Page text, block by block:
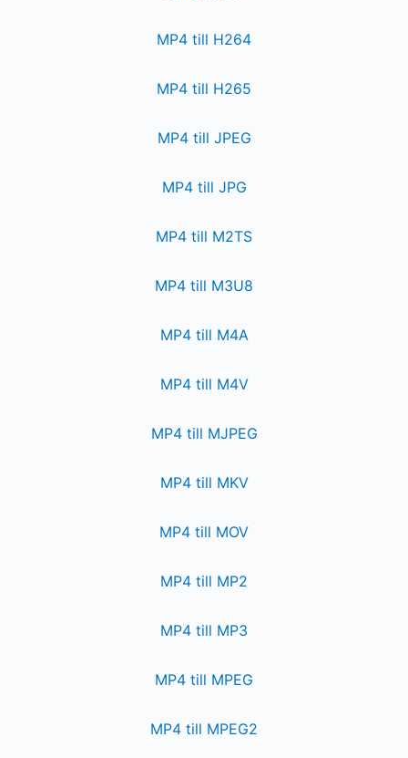
MP4 till H264
MP4 till H265
MP4 till JPEG
MP4 till JPG
MP4 till M2TS
MP4 till M3U8
MP4 till M4A
MP4 till M4V
MP4 till MJPEG
MP4 till MKV
MP4 till MOV
MP4 till MP2
MP4 till MP3
MP4 till MPEG
MP4 till MPEG2